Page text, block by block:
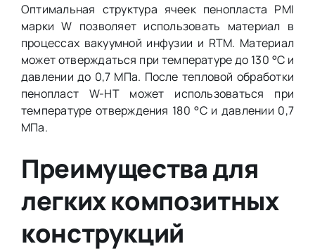
Оптимальная структура ячеек пенопласта PMI
марки W позволяет использовать материал в
процессах вакуумной инфузии и RTM. Материал
может отверждаться при температуре до 130 °C и
давлении до 0,7 МПа. После тепловой обработки
пенопласт W-HT может использоваться при
температуре отверждения 180 °C и давлении 0,7
МПа.
Преимущества для
легких композитных
конструкций